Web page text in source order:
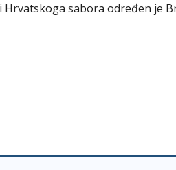
Hrvatskoga sabora određen je